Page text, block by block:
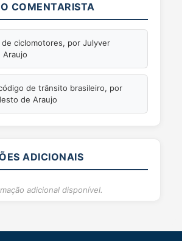
COMENTARISTA
de ciclomotores, por Julyver
Araujo
de trânsito brasileiro, por
de Araujo
ADICIONAIS
adicional disponível.